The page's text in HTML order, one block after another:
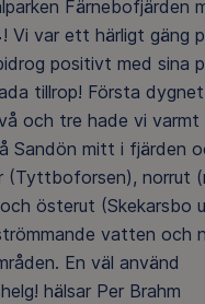
Färnebofjärden
! Vi var ett härligt gäng
positivt med sina
tillrop! Första
och tre hade vi varmt
Sandön mitt i fjärden
norrut
österut (Skekarsbo
vatten och
En väl använd
hälsar Per Brahm